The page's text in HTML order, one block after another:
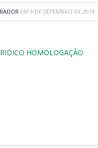
EM 9 DE SETEMBRO DE 2019
HOMOLOGAÇÃO